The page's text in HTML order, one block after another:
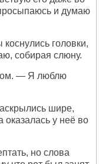
и думаю
головки,
собирая слюну.
— Я люблю
шире,
оказалась у неё во
но слова